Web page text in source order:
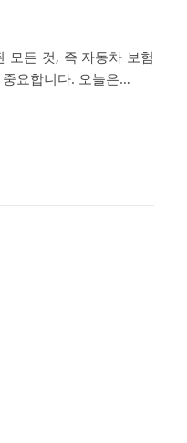
모든 것, 즉 자동차 보험
요합니다. 오늘은…